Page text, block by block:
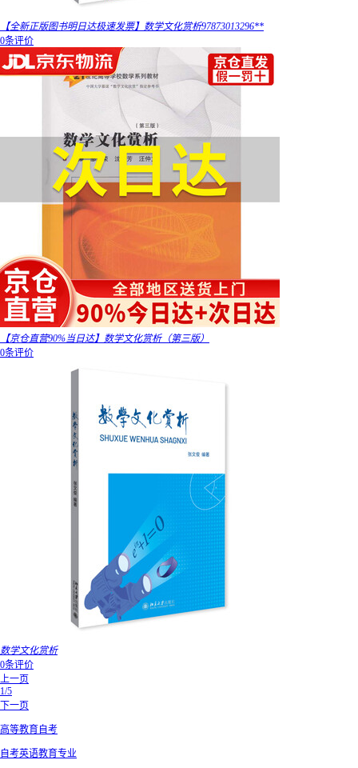
【全新正版图书明日达极速发票】数学文化赏析97873013296**
0条评价
【京仓直营90%当日达】数学文化赏析（第三版）
0条评价
数学文化赏析
0条评价
上一页
1/5
下一页
高等教育自考
自考英语教育专业